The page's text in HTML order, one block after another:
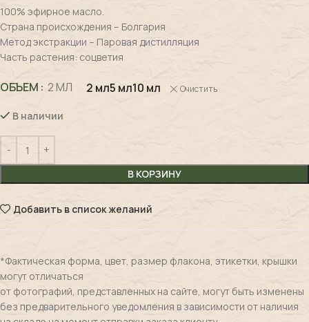
100% эфирное масло.
Страна происхождения – Болгария
Метод экстракции – Паровая дистилляция
Часть растения: соцветия
ОБЪЕМ 2 МЛ 2 мл5 мл10 мл Очистить
В наличии
В КОРЗИНУ
Добавить в список желаний
*Фактическая форма, цвет, размер флакона, этикетки, крышки
могут отличаться
от фотографий, представленных на сайте, могут быть изменены
без предварительного уведомления в зависимости от наличия